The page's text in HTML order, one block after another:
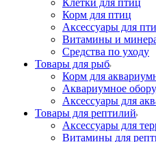
Клетки для птиц
Корм для птиц
Аксессуары для
Витамины и
Средства по уходу
Товары для рыб
Корм для
Аквариумное
Аксессуары для
Товары для рептилий
Аксессуары для
Витамины для